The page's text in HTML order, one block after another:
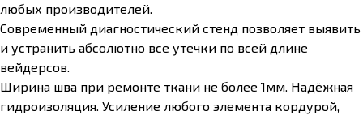
любых производителей.
Современный диагностический стенд позволяет выявить
и устранить абсолютно все утечки по всей длине
вейдерсов.
Ширина шва при ремонте ткани не более 1мм. Надёжная
гидроизоляция. Усиление любого элемента кордурой,